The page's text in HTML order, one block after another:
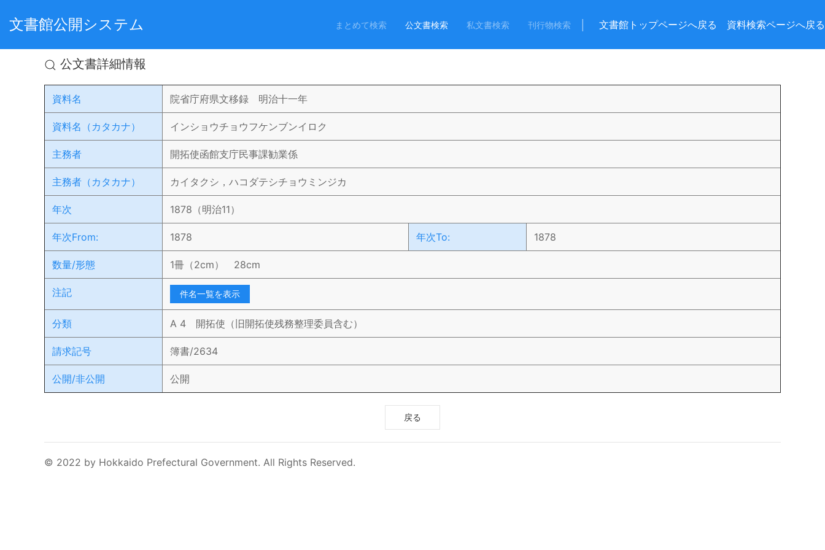
文書館公開システム まとめて検索 公文書検索 私文書検索 刊行物検索 文書館トップページへ戻る 資料検索ページへ戻る
公文書詳細情報
資料名 院省庁府県文移録 明治十一年
資料名（カタカナ） インショウチョウフケンブンイロク
主務者 開拓使函館支庁民事課勧業係
主務者（カタカナ） カイタクシ，ハコダテシチョウミンジカ
年次 1878（明治11）
年次From: 1878 年次To: 1878
数量/形態 1冊（2cm） 28cm
注記 件名一覧を表示
分類 A 4 開拓使（旧開拓使残務整理委員含む）
請求記号 簿書/2634
公開/非公開 公開
戻る
© 2022 by Hokkaido Prefectural Government. All Rights Reserved.